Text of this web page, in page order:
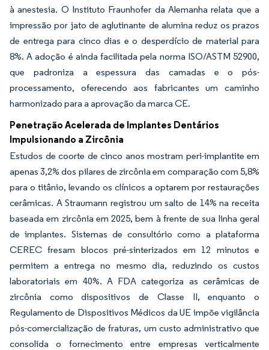
à anestesia. O Instituto Fraunhofer da Alemanha relata que a
impressão por jato de aglutinante de alumina reduz os prazos
de entrega para cinco dias e o desperdício de material para
8%. A adoção é ainda facilitada pela norma ISO/ASTM 52900,
que padroniza a espessura das camadas e o pós-
processamento, oferecendo aos fabricantes um caminho
harmonizado para a aprovação da marca CE.
Penetração Acelerada de Implantes Dentários
Impulsionando a Zircônia
Estudos de coorte de cinco anos mostram peri-implantite em
apenas 3,2% dos pilares de zircônia em comparação com 5,8%
para o titânio, levando os clínicos a optarem por restaurações
cerâmicas. A Straumann registrou um salto de 14% na receita
baseada em zircônia em 2025, bem à frente de sua linha geral
de implantes. Sistemas de consultório como a plataforma
CEREC fresam blocos pré-sinterizados em 12 minutos e
permitem a entrega no mesmo dia, reduzindo os custos
laboratoriais em 40%. A FDA categoriza as cerâmicas de
zircônia como dispositivos de Classe II, enquanto o
Regulamento de Dispositivos Médicos da UE impõe vigilância
pós-comercialização de fraturas, um custo administrativo que
consolida o fornecimento entre empresas verticalmente